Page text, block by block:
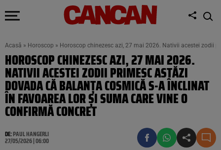
Acasă » Horoscop » Horoscop chinezesc azi, 27 mai 2026. Nativii acestei zodii
HOROSCOP CHINEZESC AZI, 27 MAI 2026.
NATIVII ACESTEI ZODII PRIMESC ASTĂZI
DOVADA CĂ BALANȚA COSMICĂ S-A ÎNCLINAT
ÎN FAVOAREA LOR ȘI SUMA CARE VINE O
CONFIRMĂ CONCRET
DE:PAUL HANGERLI
27/05/2026 | 06:00